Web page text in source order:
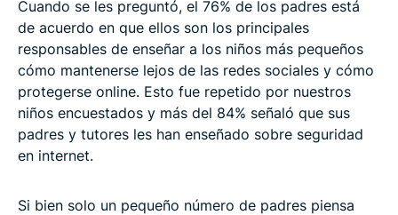
Cuando se les preguntó, el 76% de los padres está
de acuerdo en que ellos son los principales
responsables de enseñar a los niños más pequeños
cómo mantenerse lejos de las redes sociales y cómo
protegerse online. Esto fue repetido por nuestros
niños encuestados y más del 84% señaló que sus
padres y tutores les han enseñado sobre seguridad
en internet.
Si bien solo un pequeño número de padres piensa